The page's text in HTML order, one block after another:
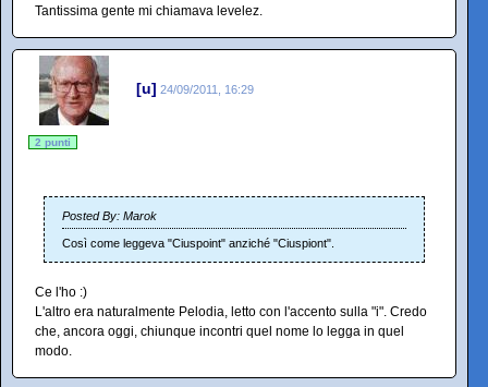
Tantissima gente mi chiamava levelez.
[u] 24/09/2011, 16:29
2 punti
Posted By: Marok
Così come leggeva "Ciuspoint" anziché "Ciuspiont".
Ce l'ho :)
L'altro era naturalmente Pelodia, letto con l'accento sulla "i". Credo
che, ancora oggi, chiunque incontri quel nome lo legga in quel
modo.